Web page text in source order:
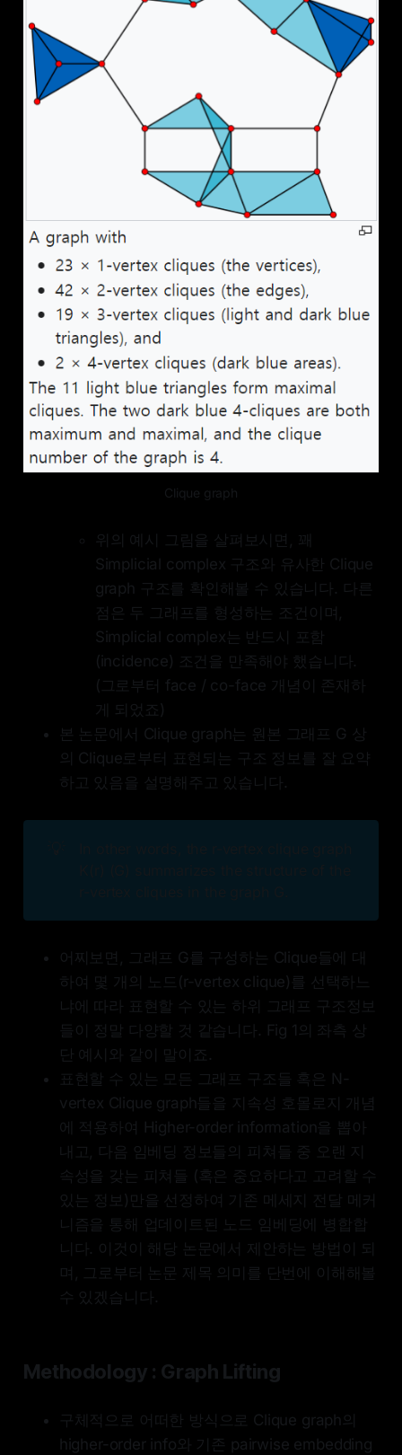
Clique graph
위의 예시 그림을 살펴보시면, 꽤
Simplicial complex 구조와 유사한 Clique
graph 구조를 확인해볼 수 있습니다. 다른
점은 두 그래프를 형성하는 조건이며,
Simplicial complex는 반드시 포함
(incidence) 조건을 만족해야 했습니다.
(그로부터 face / co-face 개념이 존재하
게 되었죠)
본 논문에서 Clique graph는 원본 그래프 G 상
의 Clique로부터 표현되는 구조 정보를 잘 요약
하고 있음을 설명해주고 있습니다.
어찌보면, 그래프 G를 구성하는 Clique들에 대
하여 몇 개의 노드(r-vertex clique)를 선택하느
냐에 따라 표현할 수 있는 하위 그래프 구조정보
들이 정말 다양할 것 같습니다. Fig 1의 좌측 상
단 예시와 같이 말이죠.
표현할 수 있는 모든 그래프 구조들 혹은 N-
vertex Clique graph들을 지속성 호몰로지 개념
에 적용하여 Higher-order information을 뽑아
내고, 다음 임베딩 정보들의 피쳐들 중 오랜 지
속성을 갖는 피쳐들 (혹은 중요하다고 고려할 수
있는 정보)만을 선정하여 기존 메세지 전달 메커
니즘을 통해 업데이트된 노드 임베딩에 병합합
니다. 이것이 해당 논문에서 제안하는 방법이 되
며, 그로부터 논문 제목 의미를 단번에 이해해볼
수 있겠습니다.
Methodology : Graph Lifting
구체적으로 어떠한 방식으로 Clique graph의
higher-order info와 기존 pairwise embedding